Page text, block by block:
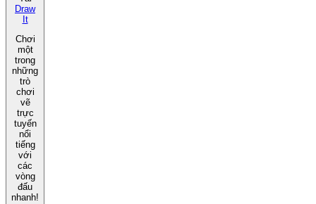
Draw
It
Chơi
một
trong
những
trò
chơi
vẽ
trực
tuyến
nổi
tiếng
với
các
vòng
đấu
nhanh!